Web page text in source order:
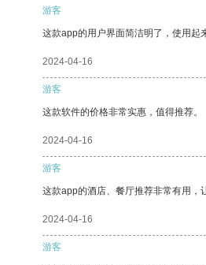
游客
这款app的用户界面简洁明了，使用起
2024-04-16
游客
这款软件的价格非常实惠，值得推荐。
2024-04-16
游客
这款app的酒店、餐厅推荐非常有用，
2024-04-16
游客